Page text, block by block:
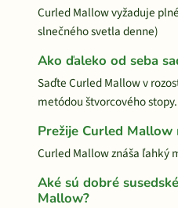
Curled Mallow vyžaduje
slnečného svetla denne)
Ako ďaleko od seba
Saďte Curled Mallow v
metódou štvorcového stopy.
Prežije Curled Mallow
Curled Mallow znáša ľahký
Aké sú dobré
Mallow?